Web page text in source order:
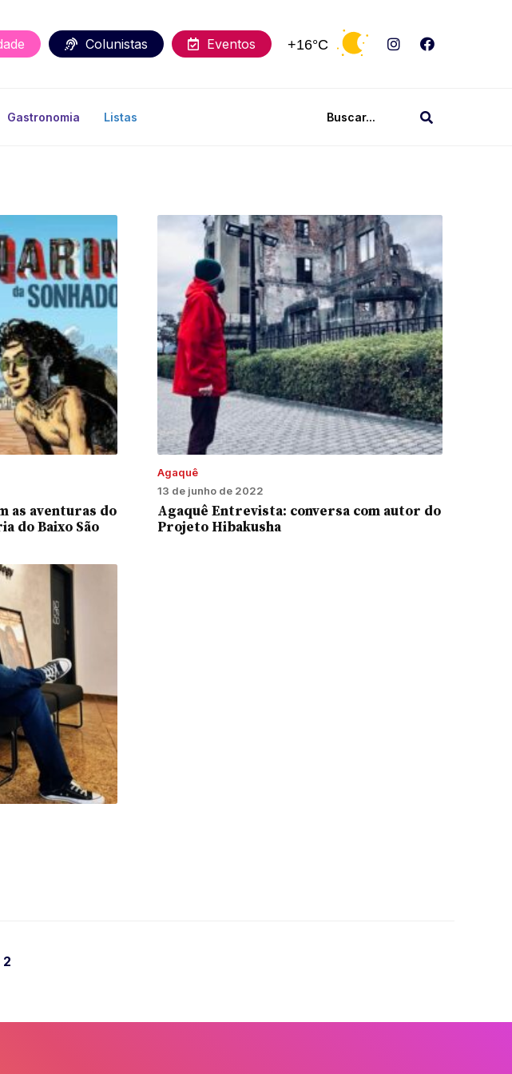
Colunistas Eventos +16°C
Gastronomia Listas
as aventuras do
do Baixo São
Agaquê
13 de junho de 2022
Agaquê Entrevista: conversa com autor do
Projeto Hibakusha
2